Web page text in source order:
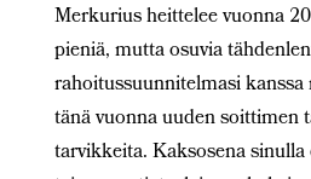
Merkurius heittelee vuonna
pieniä, mutta osuvia
rahoitussuunnitelmasi
tänä vuonna uuden soittimen
tarvikkeita. Kaksosena sinulla